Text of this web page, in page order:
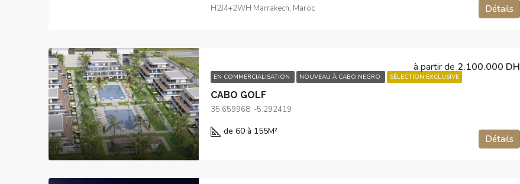
H2J4+2WH Marrakech, Maroc Détails
EN COMMERCIALISATION NOUVEAU À CABO NEGRO SÉLECTION EXCLUSIVE
CABO GOLF
à partir de 2.100.000 DH
35.659968, -5.292419
de 60 à 155M²
Détails